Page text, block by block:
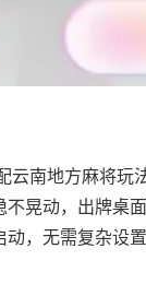
云南地方麻将
晃动，出牌桌
，无需复杂设